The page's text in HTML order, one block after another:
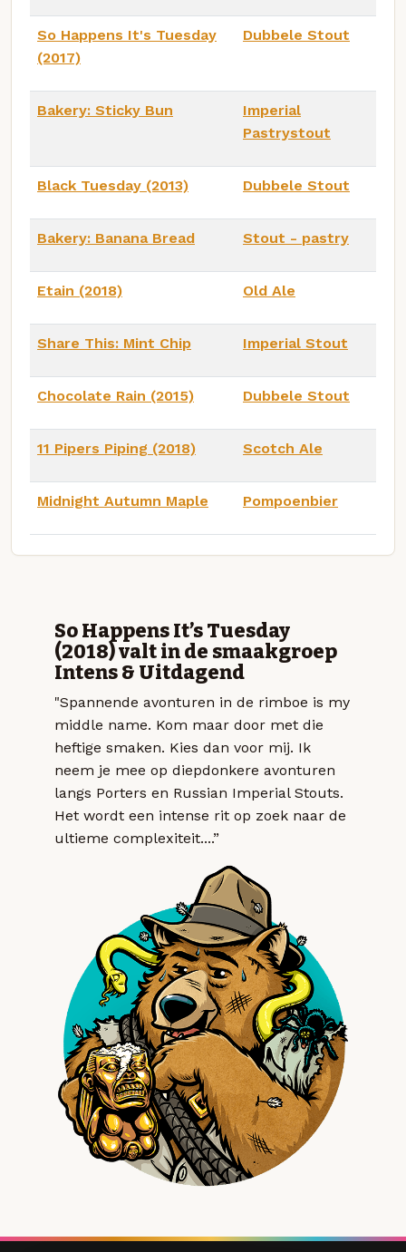
So Happens It's Tuesday
(2017)
Dubbele Stout
Bakery: Sticky Bun
Imperial
Pastrystout
Black Tuesday (2013) Dubbele Stout
Bakery: Banana Bread Stout - pastry
Etain (2018) Old Ale
Share This: Mint Chip Imperial Stout
Chocolate Rain (2015) Dubbele Stout
11 Pipers Piping (2018) Scotch Ale
Midnight Autumn Maple Pompoenbier
So Happens It’s Tuesday
(2018) valt in de smaakgroep
Intens & Uitdagend
"Spannende avonturen in de rimboe is my
middle name. Kom maar door met die
heftige smaken. Kies dan voor mij. Ik
neem je mee op diepdonkere avonturen
langs Porters en Russian Imperial Stouts.
Het wordt een intense rit op zoek naar de
ultieme complexiteit....”